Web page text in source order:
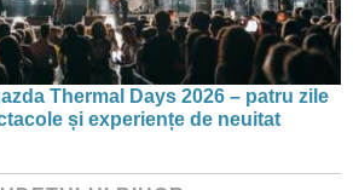
Thermal Days 2026 – patru zile
și experiențe de neuitat